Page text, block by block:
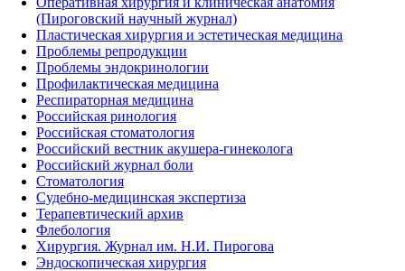
(Пироговский научный журнал)
Пластическая хирургия и эстетическая медицина
Проблемы репродукции
Проблемы эндокринологии
Профилактическая медицина
Респираторная медицина
Российская ринология
Российская стоматология
Российский вестник акушера-гинеколога
Российский журнал боли
Стоматология
Судебно-медицинская экспертиза
Терапевтический архив
Флебология
Хирургия. Журнал им. Н.И. Пирогова
Эндоскопическая хирургия